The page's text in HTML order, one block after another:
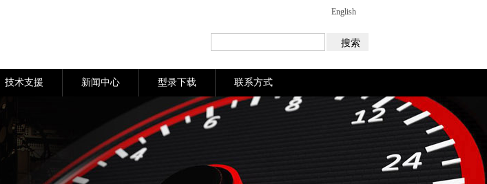
English
技术支援 新闻中心 型录下载 联系方式